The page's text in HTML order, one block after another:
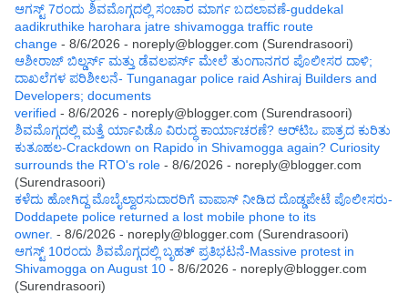
ಆಗಸ್ಟ್ 7ರಂದು ಶಿವಮೊಗ್ಗದಲ್ಲಿ ಸಂಚಾರ ಮಾರ್ಗ ಬದಲಾವಣೆ-guddekal
aadikruthike harohara jatre shivamogga traffic route
change - 8/6/2026 - noreply@blogger.com (Surendrasoori)
ಆಶೀರಾಜ್ ಬಿಲ್ಡರ್ಸ್ ಮತ್ತು ಡೆವಲಪರ್ಸ್ ಮೇಲೆ ತುಂಗಾನಗರ ಪೊಲೀಸರ ದಾಳಿ;
ದಾಖಲೆಗಳ ಪರಿಶೀಲನೆ- Tunganagar police raid Ashiraj Builders and
Developers; documents
verified - 8/6/2026 - noreply@blogger.com (Surendrasoori)
ಶಿವಮೊಗ್ಗದಲ್ಲಿ ಮತ್ತೆ ರ್ಯಾಪಿಡೊ ವಿರುದ್ಧ ಕಾರ್ಯಾಚರಣೆ? ಆರ್‌ಟಿಒ ಪಾತ್ರದ ಕುರಿತು
ಕುತೂಹಲ-Crackdown on Rapido in Shivamogga again? Curiosity
surrounds the RTO's role - 8/6/2026 - noreply@blogger.com
(Surendrasoori)
ಕಳೆದು ಹೋಗಿದ್ದ ಮೊಬೈಲ್ವಾರಸುದಾರರಿಗೆ ವಾಪಾಸ್ ನೀಡಿದ ದೊಡ್ಡಪೇಟೆ ಪೊಲೀಸರು-
Doddapete police returned a lost mobile phone to its
owner. - 8/6/2026 - noreply@blogger.com (Surendrasoori)
ಆಗಸ್ಟ್‌ 10ರಂದು ಶಿವಮೊಗ್ಗದಲ್ಲಿ ಬೃಹತ್ ಪ್ರತಿಭಟನೆ-Massive protest in
Shivamogga on August 10 - 8/6/2026 - noreply@blogger.com
(Surendrasoori)